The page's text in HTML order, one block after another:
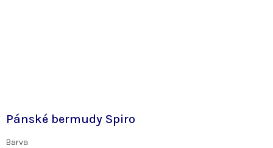
Pánské bermudy Spiro
Barva